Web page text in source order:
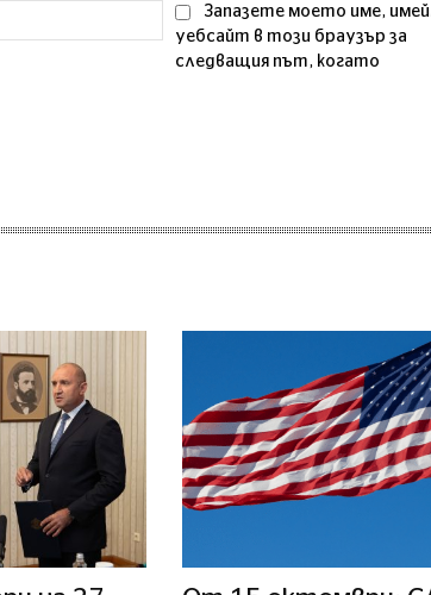
Email:*Запазете моето име,
уебсайт в този браузър за
следващия път, когато